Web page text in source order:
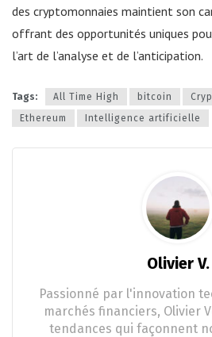
des cryptomonnaies maintient son
offrant des opportunités uniques
l’art de l’analyse et de l’anticipation.
Tags: All Time High bitcoin
Ethereum
Intelligence artificielle
Olivier V.
Passionné par l'innovation
marchés financiers, Olivier
tendances qui façonnent